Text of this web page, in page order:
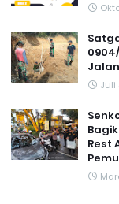
Juli
Rest